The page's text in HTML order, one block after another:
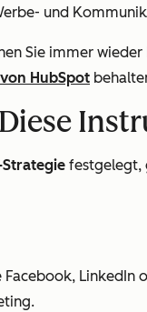
und
Sie immer
HubSpot
festgelegt,